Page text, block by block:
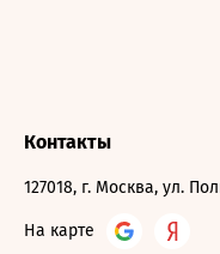
Контакты
127018, г. Москва, ул.
На карте